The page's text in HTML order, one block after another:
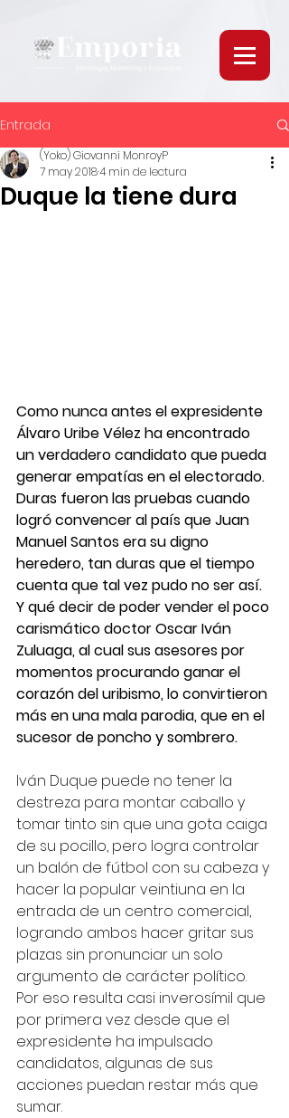
Entrada
Duque la tiene dura
(Yoko) Giovanni MonroyP
7 may 20184 min de lectura
Como nunca antes el expresidente
Álvaro Uribe Vélez ha encontrado
un verdadero candidato que pueda
generar empatías en el electorado.
Duras fueron las pruebas cuando
logró convencer al país que Juan
Manuel Santos era su digno
heredero, tan duras que el tiempo
cuenta que tal vez pudo no ser así.
Y qué decir de poder vender el poco
carismático doctor Oscar Iván
Zuluaga, al cual sus asesores por
momentos procurando ganar el
corazón del uribismo, lo convirtieron
más en una mala parodia, que en el
sucesor de poncho y sombrero.
Iván Duque puede no tener la
destreza para montar caballo y
tomar tinto sin que una gota caiga
de su pocillo, pero logra controlar
un balón de fútbol con su cabeza y
hacer la popular veintiuna en la
entrada de un centro comercial,
logrando ambos hacer gritar sus
plazas sin pronunciar un solo
argumento de carácter político.
Por eso resulta casi inverosímil que
por primera vez desde que el
expresidente ha impulsado
candidatos, algunas de sus
acciones puedan restar más que
sumar.